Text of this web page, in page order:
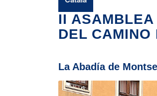
II
DEL CAMINO
La Abadía de